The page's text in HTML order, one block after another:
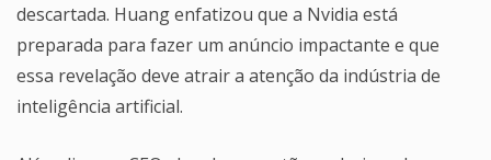
descartada. Huang enfatizou que a Nvidia está
preparada para fazer um anúncio impactante e que
essa revelação deve atrair a atenção da indústria de
inteligência artificial.